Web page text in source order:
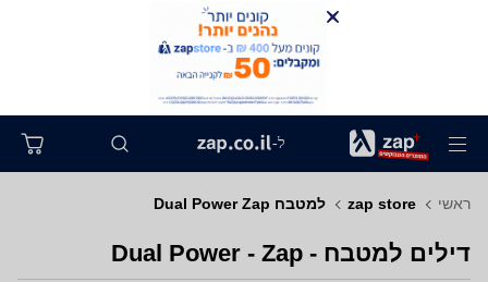
ל-
ראשי zap store למטבח Dual Power Zap
דילים למטבח - Dual Power - Zap